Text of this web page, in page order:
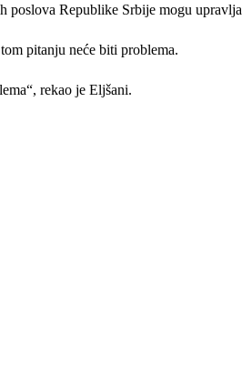
Republike Srbije mogu
pitanju neće biti problema.
rekao je Eljšani.